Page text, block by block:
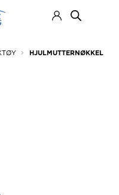
ut
HJULMUTTERNØKKEL